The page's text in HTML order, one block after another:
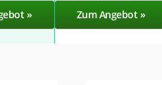
» Zum Angebot »